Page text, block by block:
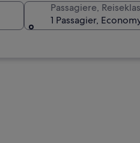
Passagiere,
1 Passagier,